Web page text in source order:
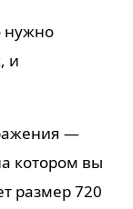
нужно
и
—
котором вы
размер 720